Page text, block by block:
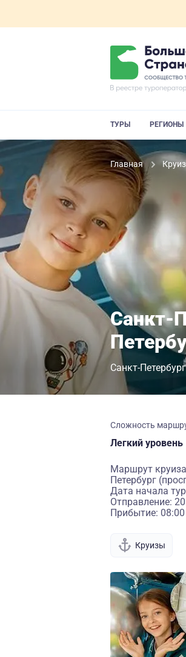
ТУРЫ РЕГИОНЫ
Главная
Санкт-
Санкт-Петербург
Сложность
Легкий уровень
Маршрут
Петербург
Дата начала
Отправление:
Прибытие:
Круизы